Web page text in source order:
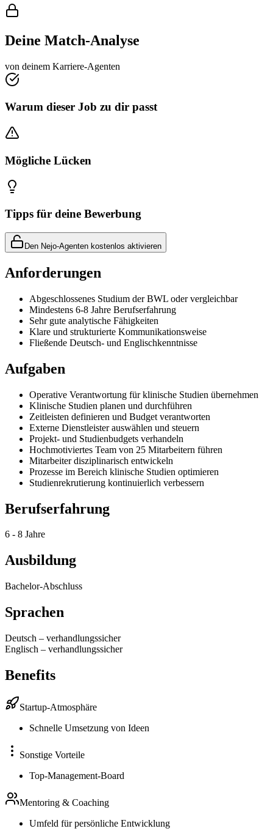
Deine Match-Analyse
von deinem Karriere-Agenten
Warum dieser Job zu dir passt
Mögliche Lücken
Tipps für deine Bewerbung
Den Nejo-Agenten kostenlos aktivieren
Anforderungen
Abgeschlossenes Studium der BWL oder vergleichbar
Mindestens 6-8 Jahre Berufserfahrung
Sehr gute analytische Fähigkeiten
Klare und strukturierte Kommunikationsweise
Fließende Deutsch- und Englischkenntnisse
Aufgaben
Operative Verantwortung für klinische Studien übernehmen
Klinische Studien planen und durchführen
Zeitleisten definieren und Budget verantworten
Externe Dienstleister auswählen und steuern
Projekt- und Studienbudgets verhandeln
Hochmotiviertes Team von 25 Mitarbeitern führen
Mitarbeiter disziplinarisch entwickeln
Prozesse im Bereich klinische Studien optimieren
Studienrekrutierung kontinuierlich verbessern
Berufserfahrung
6 - 8 Jahre
Ausbildung
Bachelor-Abschluss
Sprachen
Deutsch – verhandlungssicher
Englisch – verhandlungssicher
Benefits
Startup-Atmosphäre
Schnelle Umsetzung von Ideen
Sonstige Vorteile
Top-Management-Board
Mentoring & Coaching
Umfeld für persönliche Entwicklung